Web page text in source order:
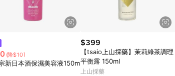
(降$10)
新日本酒保濕美容液150m
$399
【tsaio上山採藥】茉莉綠茶調理
平衡露 150ml
上山採藥